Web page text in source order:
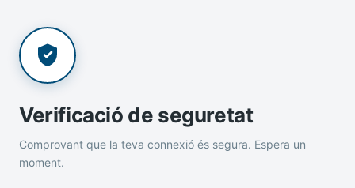
Verificació de seguretat
Comprovant que la teva connexió és segura. Espera un
moment.